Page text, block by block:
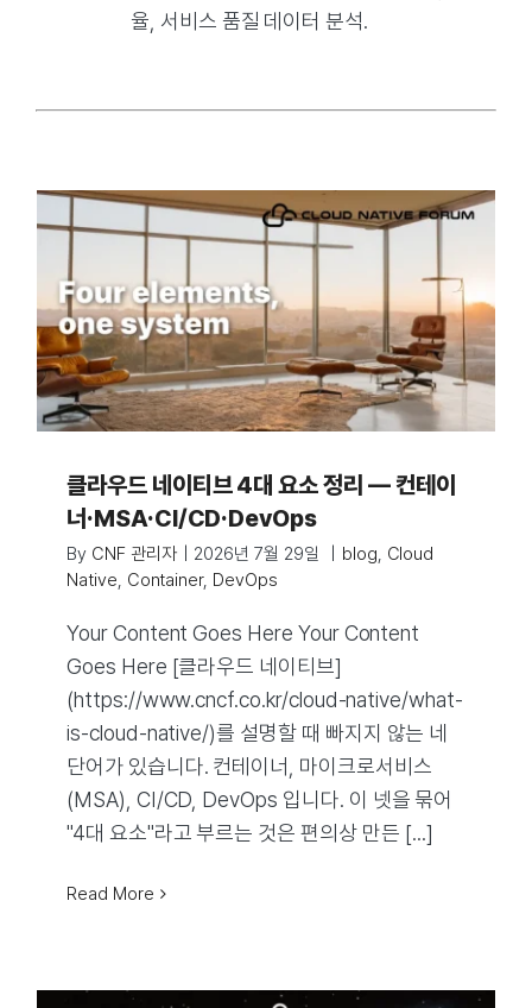
율, 서비스 품질 데이터 분석.
클라우드 네이티브 4대 요소 정리 — 컨테이
너·MSA·CI/CD·DevOps
By CNF 관리자 2026년 7월 29일 blog, Cloud
Native, Container, DevOps
Your Content Goes Here Your Content
Goes Here [클라우드 네이티브]
(https://www.cncf.co.kr/cloud-native/what-
is-cloud-native/)를 설명할 때 빠지지 않는 네
단어가 있습니다. 컨테이너, 마이크로서비스
(MSA), CI/CD, DevOps 입니다. 이 넷을 묶어
"4대 요소"라고 부르는 것은 편의상 만든 [...]
Read More